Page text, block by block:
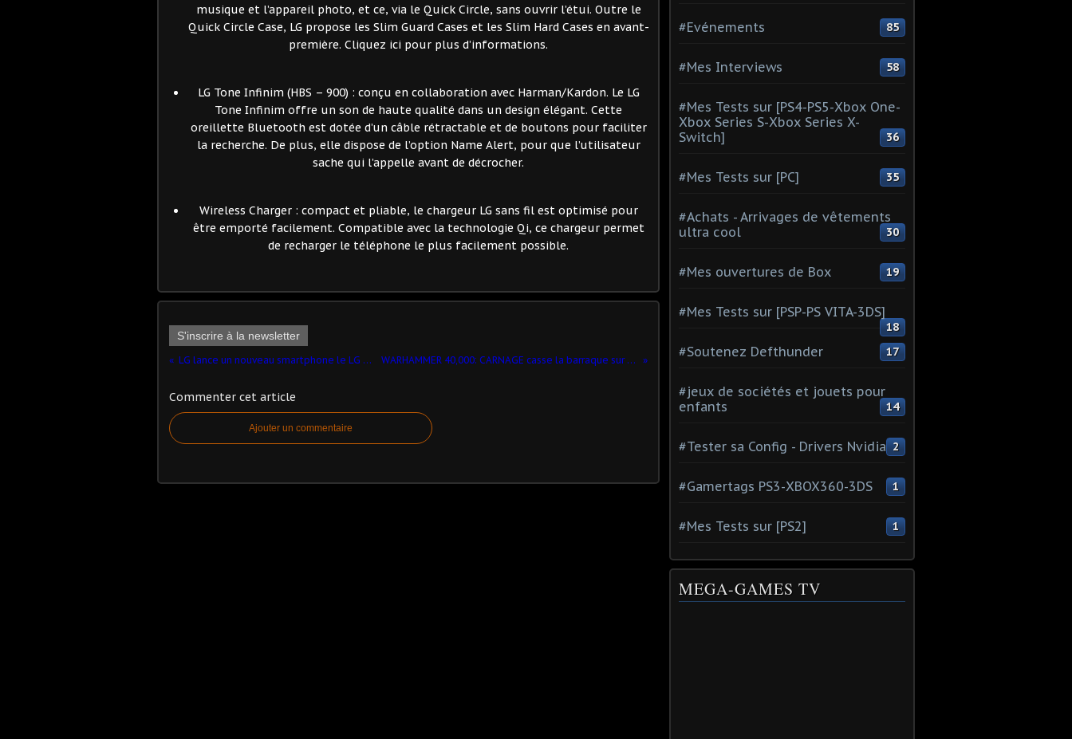
musique et l’appareil photo, et ce, via le Quick Circle, sans ouvrir l’étui. Outre le
Quick Circle Case, LG propose les Slim Guard Cases et les Slim Hard Cases en avant-
première. Cliquez ici pour plus d’informations.
LG Tone Infinim (HBS – 900) : conçu en collaboration avec Harman/Kardon. Le LG
Tone Infinim offre un son de haute qualité dans un design élégant. Cette
oreillette Bluetooth est dotée d’un câble rétractable et de boutons pour faciliter
la recherche. De plus, elle dispose de l’option Name Alert, pour que l’utilisateur
sache qui l’appelle avant de décrocher.
Wireless Charger : compact et pliable, le chargeur LG sans fil est optimisé pour
être emporté facilement. Compatible avec la technologie Qi, ce chargeur permet
de recharger le téléphone le plus facilement possible.
S'inscrire à la newsletter
LG lance un nouveau smartphone le LG G3‏ WARHAMMER 40,000: CARNAGE casse la barraque sur iOS
Commenter cet article
Ajouter un commentaire
#Evénements 85
#Mes Interviews 58
#Mes Tests sur [PS4-PS5-Xbox One-
Xbox Series S-Xbox Series X-
Switch]
36
#Mes Tests sur [PC] 35
#Achats - Arrivages de vêtements
ultra cool
30
#Mes ouvertures de Box 19
#Mes Tests sur [PSP-PS VITA-3DS]
18
#Soutenez Defthunder 17
#jeux de sociétés et jouets pour
enfants
14
#Tester sa Config - Drivers Nvidia 2
#Gamertags PS3-XBOX360-3DS 1
#Mes Tests sur [PS2] 1
MEGA-GAMES TV